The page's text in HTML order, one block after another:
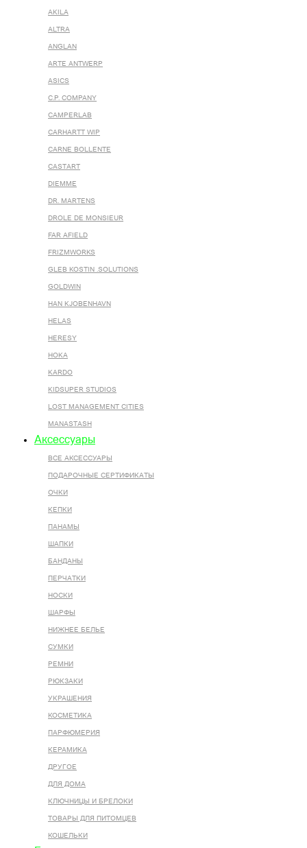
AKILA
ALTRA
ANGLAN
ARTE ANTWERP
ASICS
C.P. COMPANY
CAMPERLAB
CARHARTT WIP
CARNE BOLLENTE
CASTART
DIEMME
DR. MARTENS
DROLE DE MONSIEUR
FAR AFIELD
FRIZMWORKS
GLEB KOSTIN .SOLUTIONS
GOLDWIN
HAN KJOBENHAVN
HELAS
HERESY
HOKA
KARDO
KIDSUPER STUDIOS
LOST MANAGEMENT CITIES
MANASTASH
Аксессуары
ВСЕ AКСЕССУАРЫ
ПОДАРОЧНЫЕ СЕРТИФИКАТЫ
ОЧКИ
КЕПКИ
ПАНАМЫ
ШАПКИ
БАНДАНЫ
ПЕРЧАТКИ
НОСКИ
ШАРФЫ
НИЖНЕЕ БЕЛЬЕ
СУМКИ
РЕМНИ
РЮКЗАКИ
УКРАШЕНИЯ
КОСМЕТИКА
ПАРФЮМЕРИЯ
КЕРАМИКА
ДРУГОЕ
ДЛЯ ДОМА
КЛЮЧНИЦЫ И БРЕЛОКИ
ТОВАРЫ ДЛЯ ПИТОМЦЕВ
КОШЕЛЬКИ